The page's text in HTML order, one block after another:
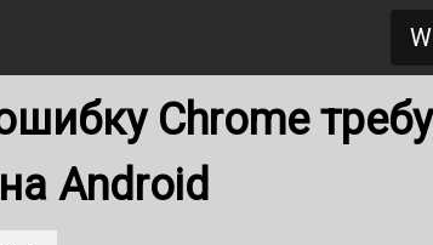
Chrome
Android